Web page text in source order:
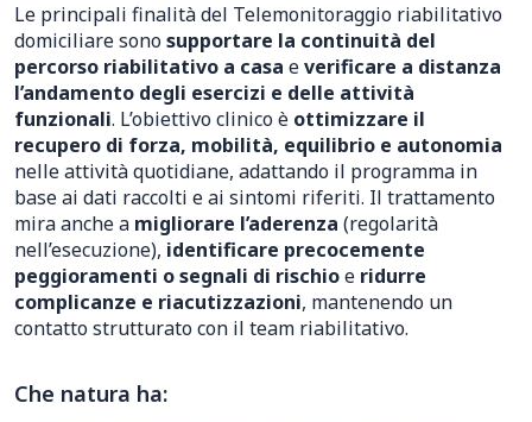
Le principali finalità del Telemonitoraggio riabilitativo
domiciliare sonosupportare la continuità del
percorso riabilitativo a casa everificare a distanza
l’andamento degli esercizi e delle attività
funzionali. L’obiettivo clinico è ottimizzare il
recupero di forza, mobilità, equilibrio e autonomia
nelle attività quotidiane, adattando il programma in
base ai dati raccolti e ai sintomi riferiti. Il trattamento
mira anche a migliorare l’aderenza (regolarità
nell’esecuzione), identificare precocemente
peggioramenti o segnali di rischioe ridurre
complicanze e riacutizzazioni, mantenendo un
contatto strutturato con il team riabilitativo.
Che natura ha: